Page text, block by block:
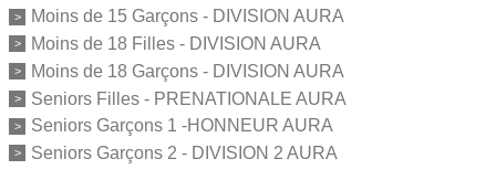
Moins de 15 Garçons - DIVISION AURA
Moins de 18 Filles - DIVISION AURA
Moins de 18 Garçons - DIVISION AURA
Seniors Filles - PRENATIONALE AURA
Seniors Garçons 1 -HONNEUR AURA
Seniors Garçons 2 - DIVISION 2 AURA